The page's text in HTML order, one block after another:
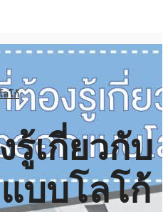
ลโก้
รู้เกี่ยวกับ
บบโลโก้